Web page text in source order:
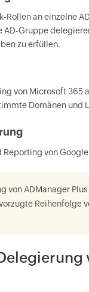
an einzelne
AD-Gruppe
zu erfüllen.
von Microsoft
Domänen und
Reporting von
von ADManager
Reihenfolge